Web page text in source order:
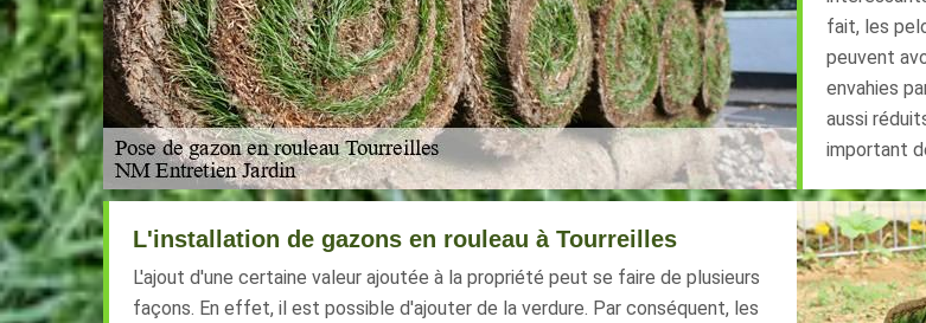
fait, les
peuvent
envahies
aussi
important
L'installation de gazons en rouleau à Tourreilles
L'ajout d'une certaine valeur ajoutée à la propriété peut se faire de plusieurs
façons. En effet, il est possible d'ajouter de la verdure. Par conséquent, les